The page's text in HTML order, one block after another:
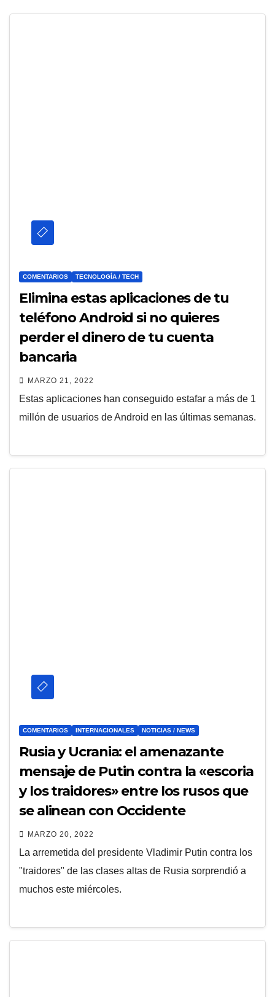
COMENTARIOS TECNOLOGÍA / TECH
Elimina estas aplicaciones de tu
teléfono Android si no quieres
perder el dinero de tu cuenta
bancaria
MARZO 21, 2022
Estas aplicaciones han conseguido estafar a más de 1
millón de usuarios de Android en las últimas semanas.
COMENTARIOS INTERNACIONALES NOTICIAS / NEWS
Rusia y Ucrania: el amenazante
mensaje de Putin contra la «escoria
y los traidores» entre los rusos que
se alinean con Occidente
MARZO 20, 2022
La arremetida del presidente Vladimir Putin contra los
"traidores" de las clases altas de Rusia sorprendió a
muchos este miércoles.